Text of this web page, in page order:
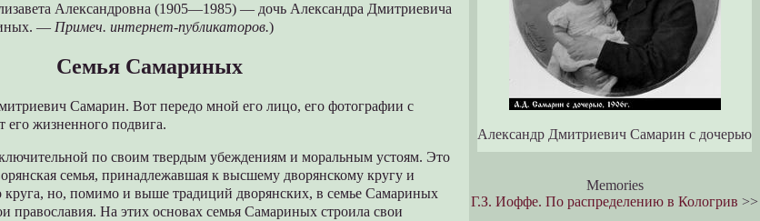
Александровна (1905—1985) — дочь Александра Дмитриевича
—Примеч. интернет-публикаторов.)
Семья Самариных
Самарин. Вот передо мной его лицо, его фотографии с
его жизненного подвига.
по своим твердым убеждениям и моральным устоям. Это
семья, принадлежавшая к высшему дворянскому кругу и
круга, но, помимо и выше традиций дворянских, в семье Самариных
православия. На этих основах семья Самариных строила свои
Александр Дмитриевич Самарин с дочерью
Memories
Г.З. Иоффе. По распределению в Кологрив >>